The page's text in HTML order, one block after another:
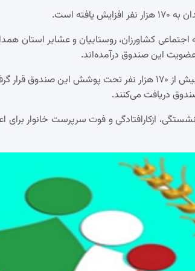
است.
کشاورزان، روستاییان و عشایر استان
دریافت می‌کنند.
و ۱۰۰ حکم مستمری بازنشستگی، ازکارافتادگی و فوت سرپرست